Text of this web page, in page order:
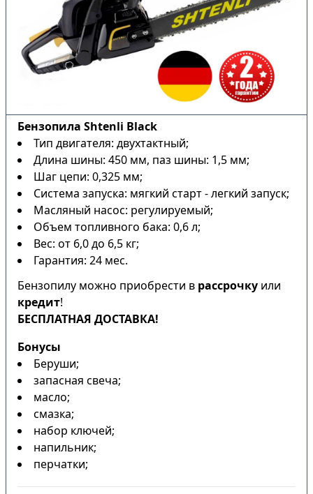
Бензопила Shtenli Black
Тип двигателя: двухтактный;
Длина шины: 450 мм, паз шины: 1,5 мм;
Шаг цепи: 0,325 мм;
Система запуска: мягкий старт - легкий запуск;
Масляный насос: регулируемый;
Объем топливного бака: 0,6 л;
Вес: от 6,0 до 6,5 кг;
Гарантия: 24 мес.
Бензопилу можно приобрести в рассрочку или
кредит!
БЕСПЛАТНАЯ ДОСТАВКА!
Бонусы
Беруши;
запасная свеча;
масло;
смазка;
набор ключей;
напильник;
перчатки;